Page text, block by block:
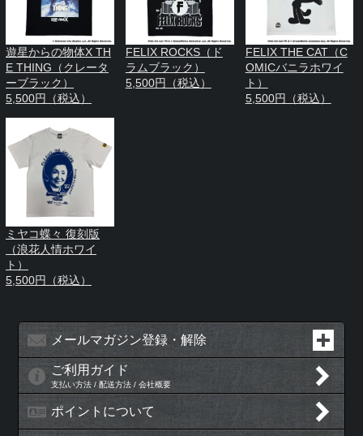
遊星からの物体X TH
E THING（クレータ
ーブラック）
5,500円（税込）
FELIX ROCKS（ド
ラムブラック）
5,500円（税込）
FELIX THE CAT（C
OMICバニラホワイ
ト）
5,500円（税込）
ミヤコ蝶々 復刻版
（浪花人情ホワイ
ト）
5,500円（税込）
メールマガジン登録・解除
ご利用ガイド
支払い方法 / 配送方法 / 会社概要
ポイントについて